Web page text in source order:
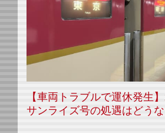
【車両トラブルで運休発生
サンライズ号の処遇はどうな